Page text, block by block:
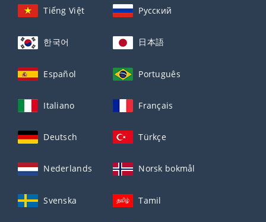
Tiếng Việt Русский
한국어 日本語
Español Português
Italiano Français
Deutsch Türkçe
Nederlands Norsk bokmål
Svenska Tamil